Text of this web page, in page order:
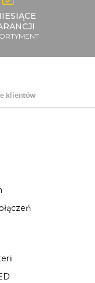
klientów